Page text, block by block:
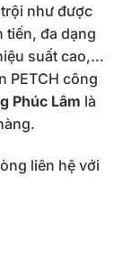
như được
tiến, đa dạng
suất cao,…
PETCH công
Phúc Lâm là
liên hệ với